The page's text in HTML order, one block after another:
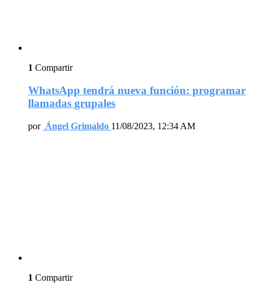
1 Compartir
WhatsApp tendrá nueva función: programar
llamadas grupales
por Ángel Grimaldo 11/08/2023, 12:34 AM
1 Compartir